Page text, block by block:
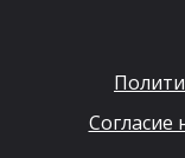
Согласие